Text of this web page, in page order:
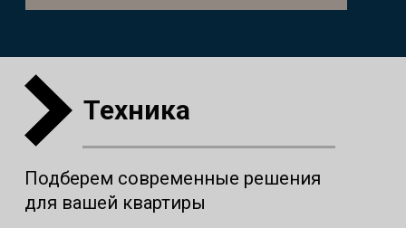
Подберем современные решения
для вашей квартиры
Техника